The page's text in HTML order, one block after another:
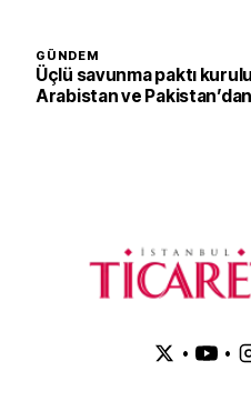
GÜNDEM
Üçlü savunma paktı
Arabistan ve
• •